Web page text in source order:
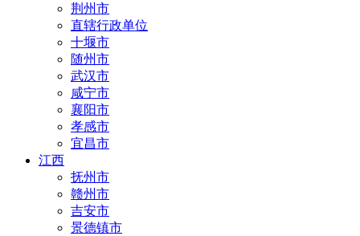
荆州市
直辖行政单位
十堰市
随州市
武汉市
咸宁市
襄阳市
孝感市
宜昌市
江西
抚州市
赣州市
吉安市
景德镇市